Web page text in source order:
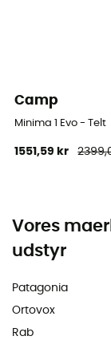
Camp
Minima 1 Evo - Telt
1551,59 kr
Vores
udstyr
Patagonia
Ortovox
Rab